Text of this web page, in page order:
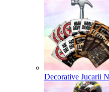
Decorative Jucarii